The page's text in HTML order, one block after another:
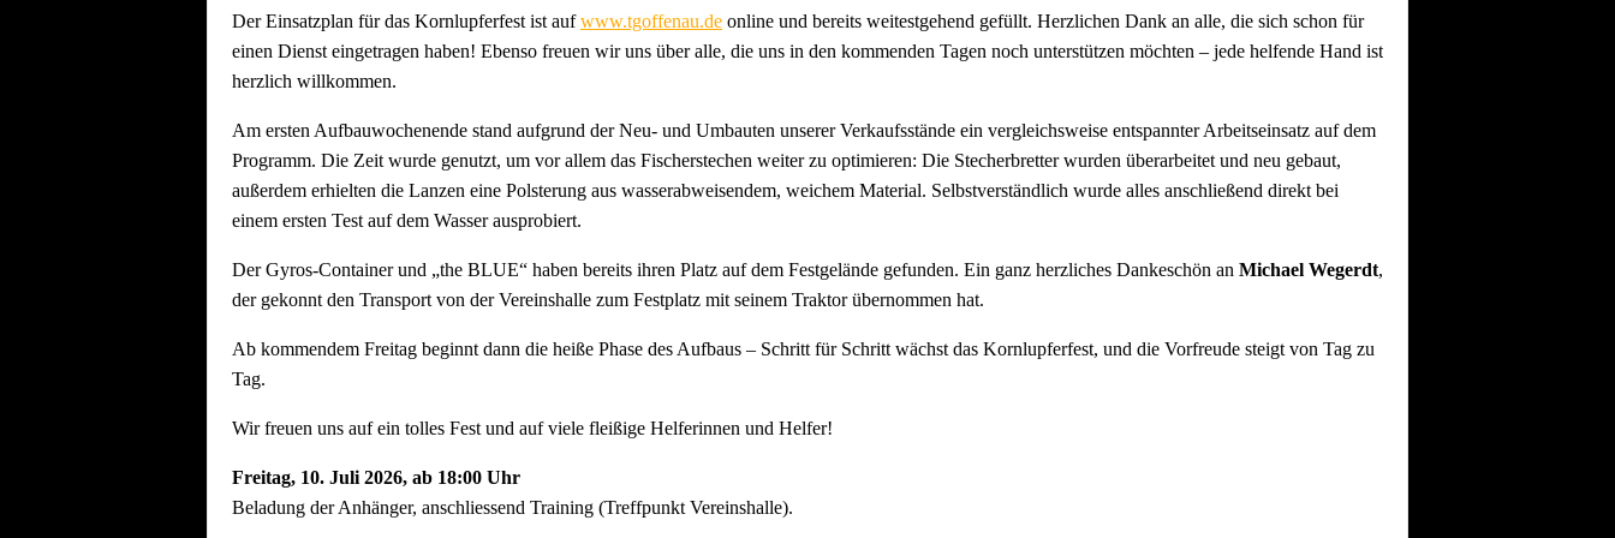
Der Einsatzplan für das Kornlupferfest ist aufwww.tgoffenau.de online und bereits weitestgehend gefüllt. Herzlichen Dank an alle, die sich schon für
einen Dienst eingetragen haben! Ebenso freuen wir uns über alle, die uns in den kommenden Tagen noch unterstützen möchten – jede helfende Hand ist
herzlich willkommen.
Am ersten Aufbauwochenende stand aufgrund der Neu- und Umbauten unserer Verkaufsstände ein vergleichsweise entspannter Arbeitseinsatz auf dem
Programm. Die Zeit wurde genutzt, um vor allem das Fischerstechen weiter zu optimieren: Die Stecherbretter wurden überarbeitet und neu gebaut,
außerdem erhielten die Lanzen eine Polsterung aus wasserabweisendem, weichem Material. Selbstverständlich wurde alles anschließend direkt bei
einem ersten Test auf dem Wasser ausprobiert.
Der Gyros-Container und „the BLUE“ haben bereits ihren Platz auf dem Festgelände gefunden. Ein ganz herzliches Dankeschön an Michael Wegerdt,
der gekonnt den Transport von der Vereinshalle zum Festplatz mit seinem Traktor übernommen hat.
Ab kommendem Freitag beginnt dann die heiße Phase des Aufbaus – Schritt für Schritt wächst das Kornlupferfest, und die Vorfreude steigt von Tag zu
Tag.
Wir freuen uns auf ein tolles Fest und auf viele fleißige Helferinnen und Helfer!
Freitag, 10. Juli 2026, ab 18:00 Uhr
Beladung der Anhänger, anschliessend Training (Treffpunkt Vereinshalle).